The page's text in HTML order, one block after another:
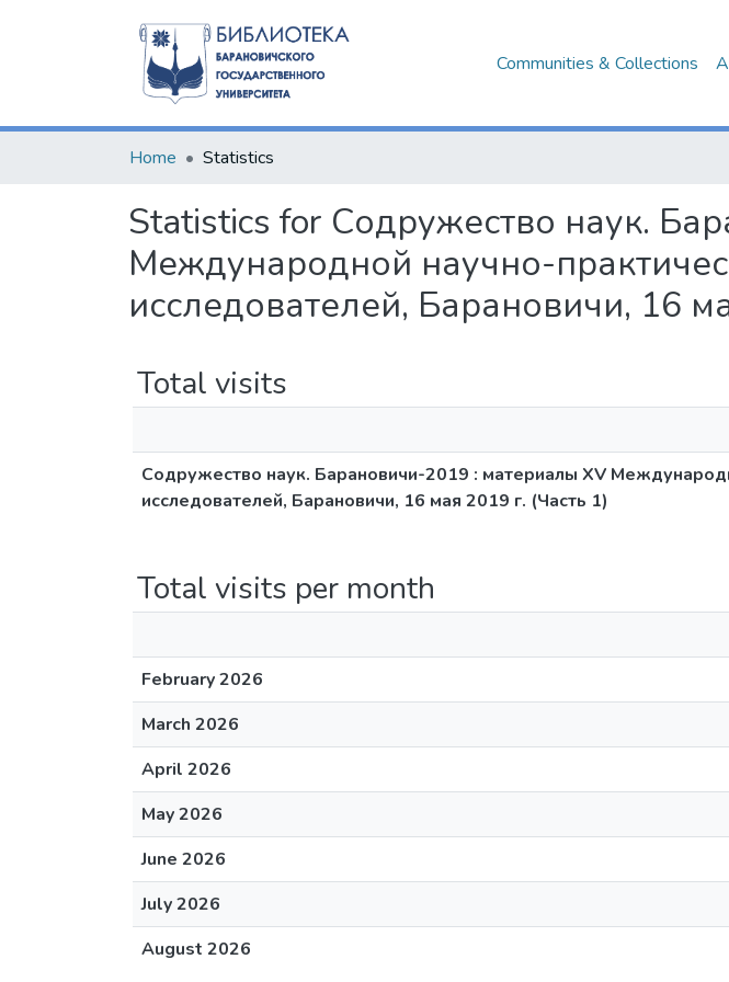
Communities & Collections
Home Statistics
Statistics for Содружество наук.
Международной научно-
исследователей, Барановичи, 16
Total visits
Содружество наук. Барановичи-2019 : материалы XV
исследователей, Барановичи, 16 мая 2019 г. (Часть 1)
Total visits per month
February 2026
March 2026
April 2026
May 2026
June 2026
July 2026
August 2026